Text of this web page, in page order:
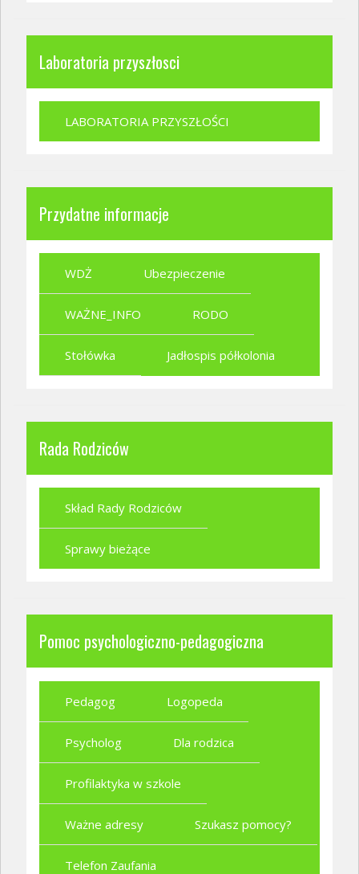
Laboratoria przyszłosci
LABORATORIA PRZYSZŁOŚCI
Przydatne informacje
WDŻ Ubezpieczenie
WAŻNE_INFO RODO
Stołówka Jadłospis półkolonia
Rada Rodziców
Skład Rady Rodziców
Sprawy bieżące
Pomoc psychologiczno-pedagogiczna
Pedagog Logopeda
Psycholog Dla rodzica
Profilaktyka w szkole
Ważne adresy Szukasz pomocy?
Telefon Zaufania